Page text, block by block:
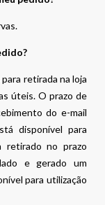
retirada na loja
úteis. O prazo de
do e-mail
disponível para
retirado no prazo
e gerado um
para utilização